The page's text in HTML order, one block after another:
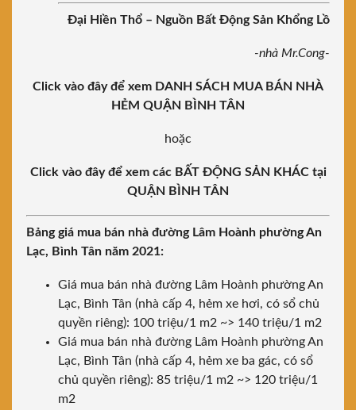
Đại Hiền Thổ – Nguồn Bất Động Sản Khổng Lồ
-nhà Mr.Cong-
Click vào đây để xem DANH SÁCH MUA BÁN NHÀ
HẺM QUẬN BÌNH TÂN
hoặc
Click vào đây để xem các BẤT ĐỘNG SẢN KHÁC tại
QUẬN BÌNH TÂN
Bảng giá mua bán nhà đường Lâm Hoành phường An
Lạc, Bình Tân năm 2021:
Giá mua bán nhà đường Lâm Hoành phường An
Lạc, Bình Tân (nhà cấp 4, hẻm xe hơi, có sổ chủ
quyền riêng): 100 triệu/1 m2 ~> 140 triệu/1 m2
Giá mua bán nhà đường Lâm Hoành phường An
Lạc, Bình Tân (nhà cấp 4, hẻm xe ba gác, có sổ
chủ quyền riêng): 85 triệu/1 m2 ~> 120 triệu/1
m2